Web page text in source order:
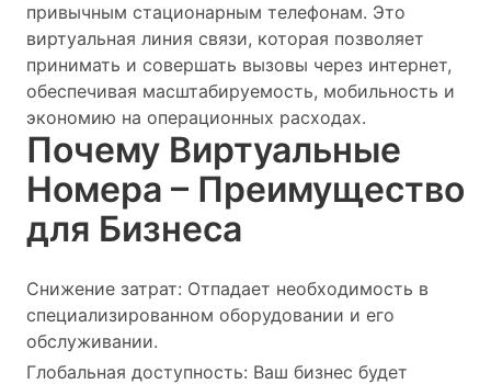
привычным стационарным телефонам. Это
виртуальная линия связи, которая позволяет
принимать и совершать вызовы через интернет,
обеспечивая масштабируемость, мобильность и
экономию на операционных расходах.
Почему Виртуальные
Номера – Преимущество
для Бизнеса
Снижение затрат: Отпадает необходимость в
специализированном оборудовании и его
обслуживании.
Глобальная доступность: Ваш бизнес будет